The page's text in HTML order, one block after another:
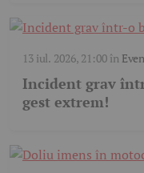
13 iul. 2026, 21:00în
Incident grav
gest extrem!